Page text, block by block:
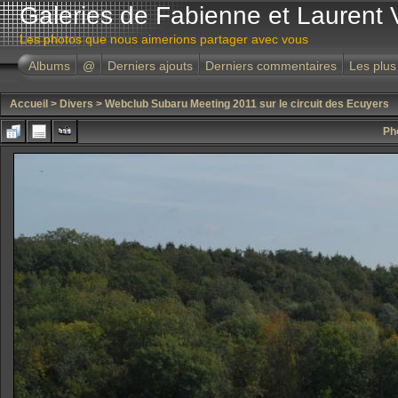
Galeries de Fabienne et Laurent
Les photos que nous aimerions partager avec vous
Albums
@ Derniers ajouts Derniers commentaires Les
Accueil > Divers > Webclub Subaru Meeting 2011 sur le circuit des Ecuyers